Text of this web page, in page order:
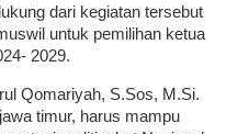
dari kegiatan tersebut
untuk pemilihan ketua
2029.
Qomariyah, S.Sos, M.Si.
timur, harus mampu